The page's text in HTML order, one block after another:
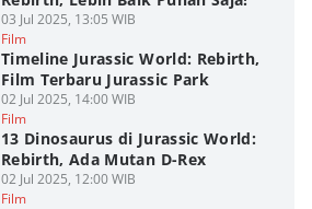
03 Jul 2025, 13:05 WIB
Film
Timeline Jurassic World: Rebirth,
Film Terbaru Jurassic Park
02 Jul 2025, 14:00 WIB
Film
13 Dinosaurus di Jurassic World:
Rebirth, Ada Mutan D-Rex
02 Jul 2025, 12:00 WIB
Film